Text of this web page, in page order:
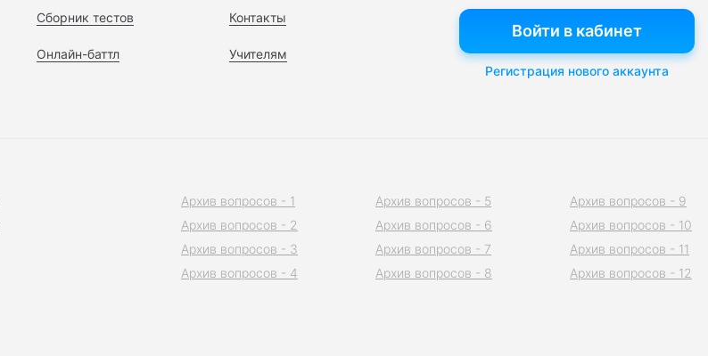
Сборник тестов
Онлайн-баттл
Контакты
Учителям
Войти в кабинет
Регистрация нового аккаунта
Архив вопросов - 1
Архив вопросов - 2
Архив вопросов - 3
Архив вопросов - 4
Архив вопросов - 5
Архив вопросов - 6
Архив вопросов - 7
Архив вопросов - 8
Архив вопросов - 9
Архив вопросов - 10
Архив вопросов - 11
Архив вопросов - 12